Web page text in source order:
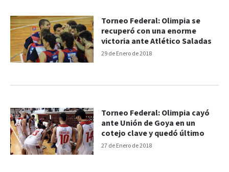
29 de Enero de 2018
Torneo Federal: Olimpia se
recuperó con una enorme
victoria ante Atlético Saladas
27 de Enero de 2018
Torneo Federal: Olimpia cayó
ante Unión de Goya en un
cotejo clave y quedó último